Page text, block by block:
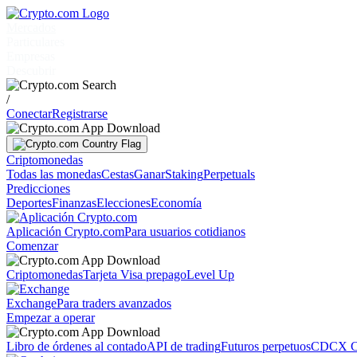
/
ConectarRegistrarse
Criptomonedas
Todas las monedasCestasGanarStakingPerpetuals
Predicciones
DeportesFinanzasEleccionesEconomía
Aplicación Crypto.comPara usuarios cotidianos
Comenzar
CriptomonedasTarjeta Visa prepagoLevel Up
ExchangePara traders avanzados
Empezar a operar
Libro de órdenes al contadoAPI de tradingFuturos perpetuosCDCX